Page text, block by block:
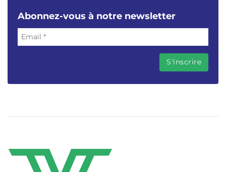
Abonnez-vous à notre newsletter